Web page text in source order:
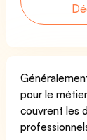
pour le
couvrent les